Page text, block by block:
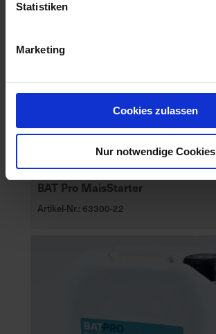
Statistiken
Marketing
Cookies zulassen
Nur notwendige Cookies
BAT Pro MaisStarter
Artikel-Nr.: 63300-22